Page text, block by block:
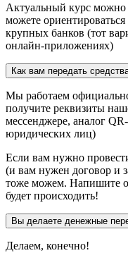
Актуальный курс можно
можете
крупных банков (тот
онлайн-приложениях)
Как вам передать
Мы работаем
получите реквизиты
мессенджере, аналог
юридических лиц)
Если вам нужно
(и вам нужен договор и
тоже можем. Напишите
будет происходить!
Вы делаете денежные
Делаем, конечно!